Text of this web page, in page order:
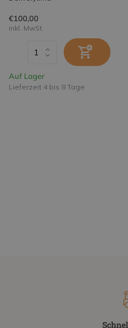
€100,00
inkl. MwSt.
Auf Lager
Lieferzeit 4 bis 8 Tage